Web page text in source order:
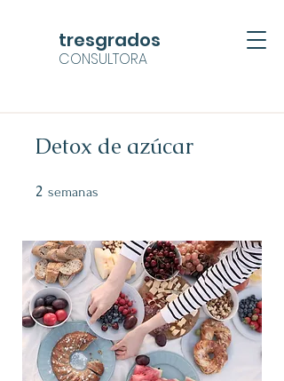
CONSULTORA
tresgrados
Detox de azúcar
2 semanas